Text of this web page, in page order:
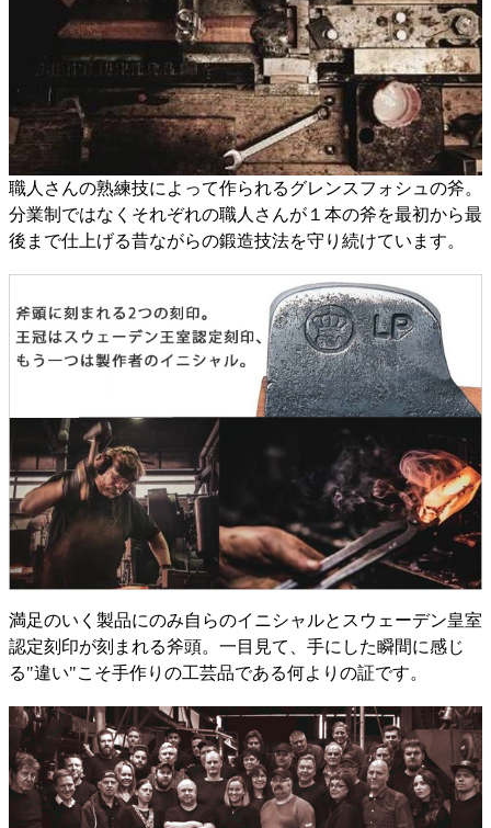
職人さんの熟練技によって作られるグレンスフォシュの斧。
分業制ではなくそれぞれの職人さんが１本の斧を最初から最
後まで仕上げる昔ながらの鍛造技法を守り続けています。
満足のいく製品にのみ自らのイニシャルとスウェーデン皇室
認定刻印が刻まれる斧頭。一目見て、手にした瞬間に感じ
る"違い"こそ手作りの工芸品である何よりの証です。